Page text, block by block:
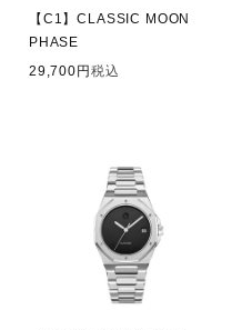
【C1】CLASSIC MOON
PHASE
29,700
税込